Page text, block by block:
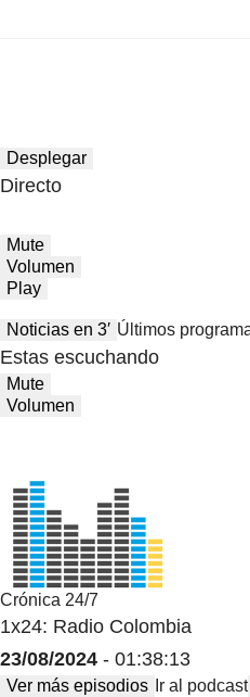
Desplegar
Directo
Mute
Volumen
Play
Noticias en 3′ Últimos
Estas escuchando
Mute
Volumen
Crónica 24/7
1x24: Radio Colombia
23/08/2024 - 01:38:13
Ver más episodios Ir al podcast